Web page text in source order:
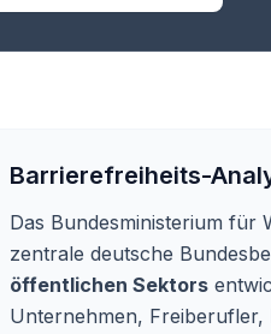
Barrierefreiheits-
Das Bundesministerium für
zentrale deutsche
öffentlichen Sektors
Unternehmen, Freiberufler,